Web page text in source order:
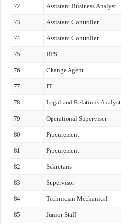
72 Assistant Business Analyst
73 Assistant Controller
74 Assistant Controller
75 BPS
76 Change Agent
77 IT
78 Legal and Relations Analyst
79 Operational Supervisor
80 Procurement
81 Procurement
82 Sekretaris
83 Supervisor
84 Technician Mechanical
85 Junior Staff